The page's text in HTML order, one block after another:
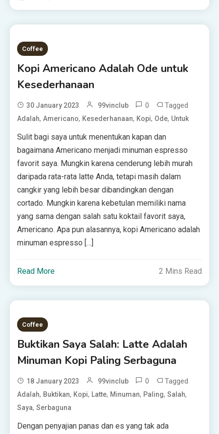
Coffee
Kopi Americano Adalah Ode untuk
Kesederhanaan
30 January 2023 99vinclub 0 Tagged
Adalah,Americano, Kesederhanaan, Kopi, Ode, Untuk
Sulit bagi saya untuk menentukan kapan dan
bagaimana Americano menjadi minuman espresso
favorit saya. Mungkin karena cenderung lebih murah
daripada rata-rata latte Anda, tetapi masih dalam
cangkir yang lebih besar dibandingkan dengan
cortado. Mungkin karena kebetulan memiliki nama
yang sama dengan salah satu koktail favorit saya,
Americano. Apa pun alasannya, kopi Americano adalah
minuman espresso […]
Read More 2 Mins Read
Coffee
Buktikan Saya Salah: Latte Adalah
Minuman Kopi Paling Serbaguna
18 January 2023 99vinclub 0 Tagged
Adalah, Buktikan, Kopi, Latte, Minuman, Paling,Salah,
Saya,Serbaguna
Dengan penyajian panas dan es yang tak ada